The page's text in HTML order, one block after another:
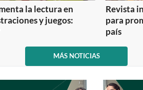
la lectura en
y juegos:
Revista
para
país
MÁS NOTICIAS